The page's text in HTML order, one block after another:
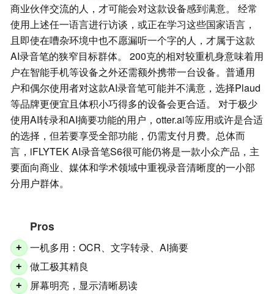
商业伙伴交流的人，才可能会对这款设备感到满意。 经常
使用上述任一语言进行访谈，或正在学习这些国家语言，
且即使在嘈杂环境中也不愿漏听一个字的人，才属于这款
AI录音笔的狭窄目标群体。 200克的相对较重机身意味着用
户在智能手机等设备之外还需额外携带一台设备。普通用
户和偶尔使用者对这款AI录音笔可能并不满意，选择Plaud
等品牌更便宜且体积小巧得多的设备会更合适。 对于极少
使用AI转录和AI摘要功能的用户，otter.ai等应用或许是合适
的选择，但若要享受全部功能，仍需支付月费。总体而
言，iFLYTEK AI录音笔S6很可能仍将是一款小众产品，主
要面向商业、媒体和学术领域中重视录音清晰度的一小部
分用户群体。
Pros
+ 一机多用：OCR、文字转录、AI摘要
+ 做工极其精良
+ 屏幕明亮，显示清晰易读